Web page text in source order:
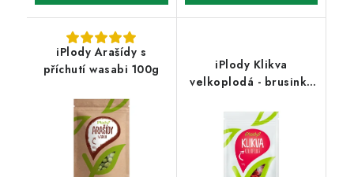
iPlody Arašídy s
příchutí wasabi 100g
iPlody Klikva
velkoplodá - brusinky